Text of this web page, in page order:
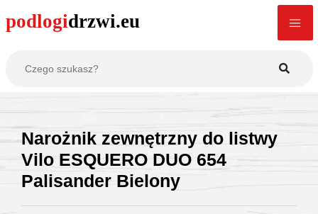
Narożnik zewnętrzny do listwy
Vilo ESQUERO DUO 654
Palisander Bielony